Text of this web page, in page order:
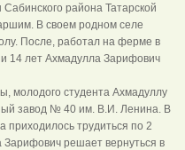
района Татарской
В своем родном селе
После, работал на ферме в
14 лет Ахмадулла Зарифович
молодого студента Ахмадуллу
завод № 40 им. В.И. Ленина. В
трудиться по 2
решает вернуться в